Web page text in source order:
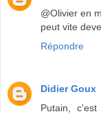
@Olivier en
peut vite
Répondre
Didier Goux
Putain,